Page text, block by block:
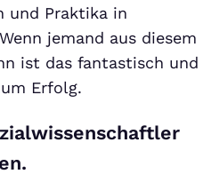
und Praktika in
jemand aus diesem
ist das fantastisch und
Erfolg.